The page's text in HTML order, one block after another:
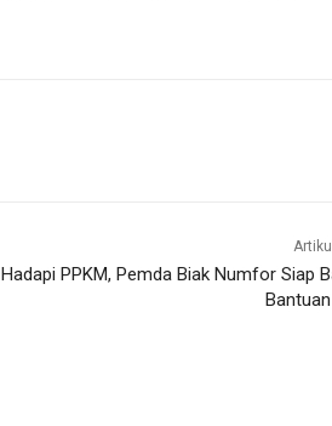
Hadapi PPKM, Pemda Biak Numfor Siap